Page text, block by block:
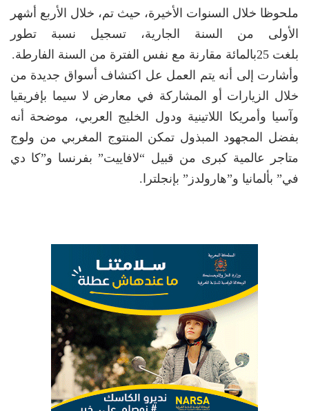
ملحوظا خلال السنوات الأخيرة، حيث تم، خلال الأربع أشهر
الأولى من السنة الجارية، تسجيل نسبة تطور
بلغت 25بالمائة مقارنة مع نفس الفترة من السنة الفارطة.
وأشارت إلى أنه يتم العمل عل اكتشاف أسواق جديدة من
خلال الزيارات أو المشاركة في معارض لا سيما بإفريقيا
وآسيا وأمريكا اللاتينية ودول الخليج العربي، موضحة أنه
بفضل المجهود المبذول تمكن المنتوج المغربي من ولوج
متاجر عالمية كبرى من قبيل “لافاييت” بفرنسا و”كا دي
في” بألمانيا و”هارولدز” بإنجلترا.